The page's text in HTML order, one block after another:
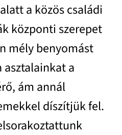
a közös családi
központi szerepet
mély benyomást
a
ám annál
díszítjük fel.